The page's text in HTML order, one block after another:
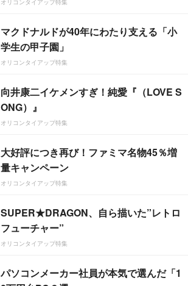
マクドナルドが40年にわたり支える「小
学生の甲子園」
オリコンタイアップ特集
向井康二イケメンすぎ！純愛『（LOVE S
ONG）』
オリコンタイアップ特集
大好評につき再び！ファミマ名物45％増
量キャンペーン
オリコンタイアップ特集
SUPER★DRAGON、自ら描いた”レトロ
フューチャー”
オリコンタイアップ特集
パソコンメーカー社員が本気で選んだ「1